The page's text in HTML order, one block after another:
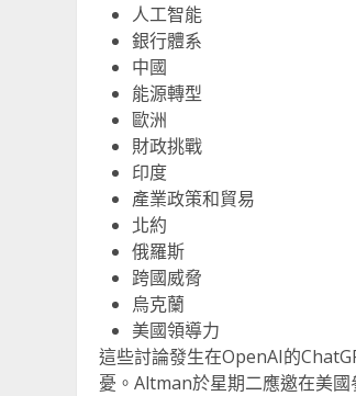
人工智能
銀行體系
中國
能源轉型
歐洲
財政挑戰
印度
產業政策和貿易
北約
俄羅斯
跨國威脅
烏克蘭
美國領導力
這些討論發生在OpenAI的
憂。Altman於星期二應邀在美國